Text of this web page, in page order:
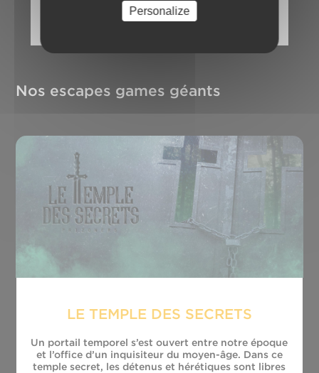
pour poursuivre votre événement sans avoir à
Nos escapes games géants
LE TEMPLE DES SECRETS
Un portail temporel s’est ouvert entre notre époque
et l’office d’un inquisiteur du moyen­-âge. Dans ce
temple secret, les détenus et hérétiques sont libres
Personalize